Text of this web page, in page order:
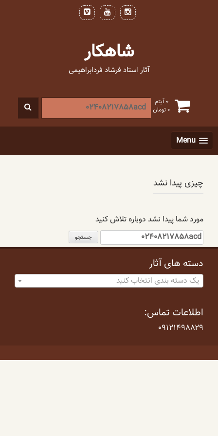
شاهکار
آثار استاد فرشاد فردابراهیمی
0 آیتم
0تومان
جستجو
برای
Menu
چیزی پیدا نشد
مورد شما پیدا نشد دوباره تلاش کنید
جستجو
برای:
دسته های آثار
یک دسته بندی انتخاب کنید
اطلاعات تماس:
۰۹۱۲۱۴۹۸۸۲۹